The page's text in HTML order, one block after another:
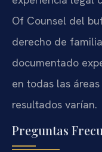
Of Counsel del
derecho de
documentado
en todas las
resultados varían.
Preguntas